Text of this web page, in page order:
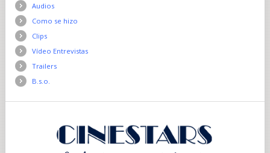
Audios
Como se hizo
Clips
Vídeo Entrevistas
Trailers
B.s.o.